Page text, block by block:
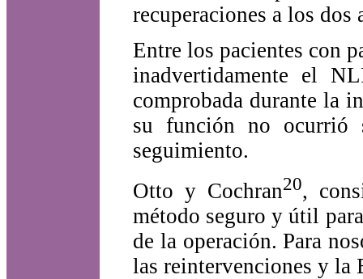
recuperaciones a los dos
Entre los pacientes con
inadvertidamente el
comprobada durante la
su función no ocurrió
seguimiento.
Otto y Cochran20,
método seguro y útil
de la operación. Para
las reintervenciones y la